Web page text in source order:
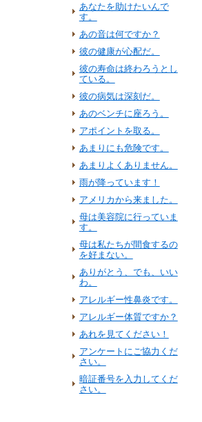
あなたを助けたいんで
す。
あの音は何ですか？
彼の健康が心配だ。
彼の寿命は終わろうとし
ている。
彼の病気は深刻だ。
あのベンチに座ろう。
アポイントを取る。
あまりにも危険です。
あまりよくありません。
雨が降っています！
アメリカから来ました。
母は美容院に行っていま
す。
母は私たちが間食するの
を好まない。
ありがとう、でも、いい
わ。
アレルギー性鼻炎です。
アレルギー体質ですか？
あれを見てください！
アンケートにご協力くだ
さい。
暗証番号を入力してくだ
さい。